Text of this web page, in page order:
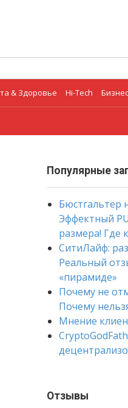
& Здоровье Hi-Tech Бизнес
Популярные
Бюстгальтер
Эффектный
размера! Где
СитиЛайф:
Реальный
«пирамиде»
Почему не
Почему
Мнение
Отзывы